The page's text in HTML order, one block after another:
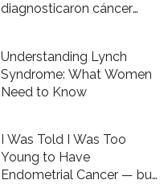
diagnosticaron cáncer
Understanding Lynch
Syndrome: What Women
Need to Know
I Was Told I Was Too
Young to Have
Endometrial Cancer — but